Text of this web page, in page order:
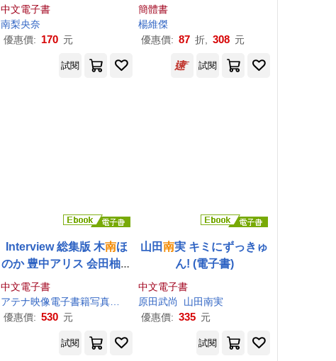
真集 (電子書)
中文電子書
南梨央奈
優惠價: 170 元
簡體書
楊維傑
優惠價: 87 折, 308 元
試閱 試閱
Interview 総集版 木南ほ
のか 豊中アリス 会田柚希
(電子書)
中文電子書
アテナ映像電子書籍写真集
会田柚希 木 南 ほのか
優惠價: 530 元
山田南実 キミにずっきゅ
ん! (電子書)
中文電子書
原田武尚
山田南実
優惠價: 335 元
試閱 試閱